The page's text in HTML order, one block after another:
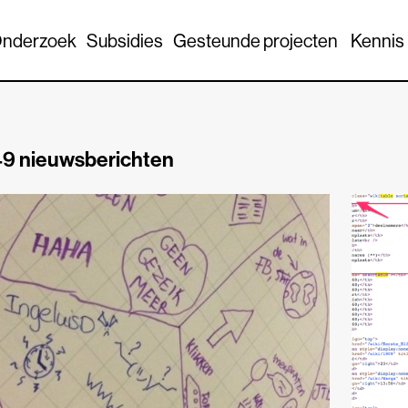
Subsidies Gesteunde projecten Kennis
nieuwsberichten